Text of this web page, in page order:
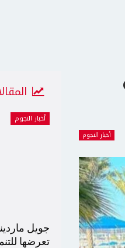
أخبار النجوم
أخبار النجوم
جويل
تعرضها